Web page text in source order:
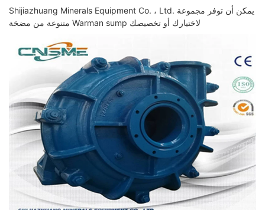
Shijiazhuang Minerals Equipment Co. ، Ltd. يمكن أن توفر مجموعة
متنوعة من مضخة Warman sump لاختيارك أو تخصيصك